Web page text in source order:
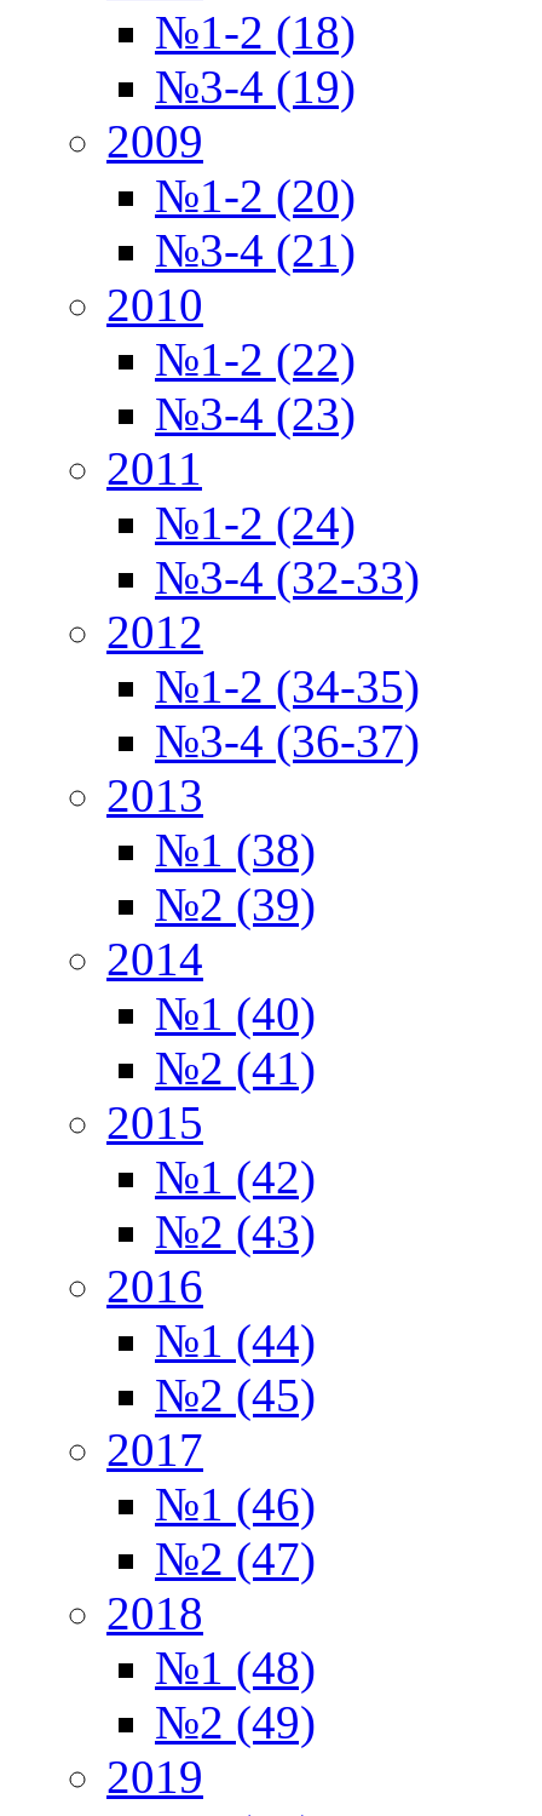
№1-2 (18)
№3-4 (19)
2009
№1-2 (20)
№3-4 (21)
2010
№1-2 (22)
№3-4 (23)
2011
№1-2 (24)
№3-4 (32-33)
2012
№1-2 (34-35)
№3-4 (36-37)
2013
№1 (38)
№2 (39)
2014
№1 (40)
№2 (41)
2015
№1 (42)
№2 (43)
2016
№1 (44)
№2 (45)
2017
№1 (46)
№2 (47)
2018
№1 (48)
№2 (49)
2019